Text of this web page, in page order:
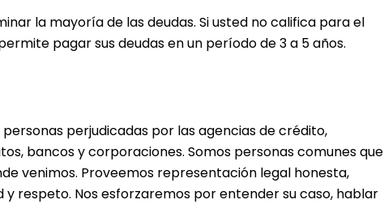
la mayoría de las deudas. Si usted no califica para el
pagar sus deudas en un período de 3 a 5 años.
perjudicadas por las agencias de crédito,
bancos y corporaciones. Somos personas comunes que
venimos. Proveemos representación legal honesta,
respeto. Nos esforzaremos por entender su caso, hablar